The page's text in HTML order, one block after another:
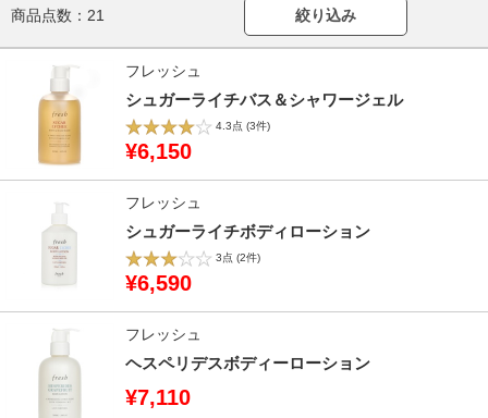
商品点数： 21 絞り込み
フレッシュ
シュガーライチバス＆シャワージェル
4.3点 (3件)
¥6,150
フレッシュ
シュガーライチボディローション
3点 (2件)
¥6,590
フレッシュ
ヘスペリデスボディーローション
¥7,110